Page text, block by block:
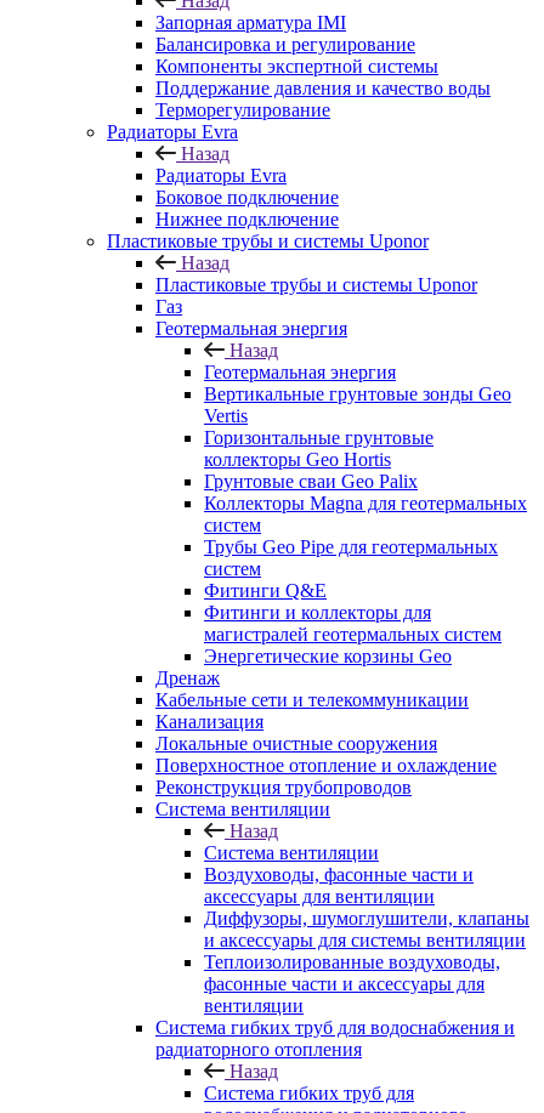
Запорная арматура IMI
Балансировка и регулирование
Компоненты экспертной системы
Поддержание давления и качество воды
Терморегулирование
Радиаторы Evra
Назад
Радиаторы Evra
Боковое подключение
Нижнее подключение
Пластиковые трубы и системы Uponor
Назад
Пластиковые трубы и системы Uponor
Газ
Геотермальная энергия
Назад
Геотермальная энергия
Вертикальные грунтовые зонды Geo
Vertis
Горизонтальные грунтовые
коллекторы Geo Hortis
Грунтовые сваи Geo Palix
Коллекторы Magna для геотермальных
систем
Трубы Geo Pipe для геотермальных
систем
Фитинги Q&E
Фитинги и коллекторы для
магистралей геотермальных систем
Энергетические корзины Geo
Дренаж
Кабельные сети и телекоммуникации
Канализация
Локальные очистные сооружения
Поверхностное отопление и охлаждение
Реконструкция трубопроводов
Система вентиляции
Назад
Система вентиляции
Воздуховоды, фасонные части и
аксессуары для вентиляции
Диффузоры, шумоглушители, клапаны
и аксессуары для системы вентиляции
Теплоизолированные воздуховоды,
фасонные части и аксессуары для
вентиляции
Система гибких труб для водоснабжения и
радиаторного отопления
Назад
Система гибких труб для